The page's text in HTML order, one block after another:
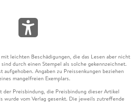
leichten Beschädigungen, die das Lesen aber nicht
durch einen Stempel als solche gekennzeichnet.
Angaben zu Preissenkungen beziehen
mangelfreien Exemplars.
Preisbindung, die Preisbindung dieser Artikel
wurde vom Verlag gesenkt. Die jeweils zutreffende